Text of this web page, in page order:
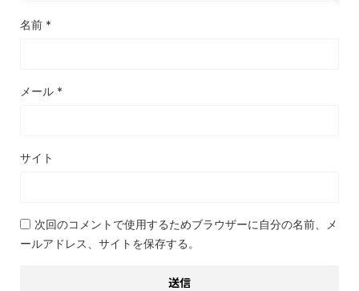
名前 *
メール *
サイト
次回のコメントで使用するためブラウザーに自分の名前、メ
ールアドレス、サイトを保存する。